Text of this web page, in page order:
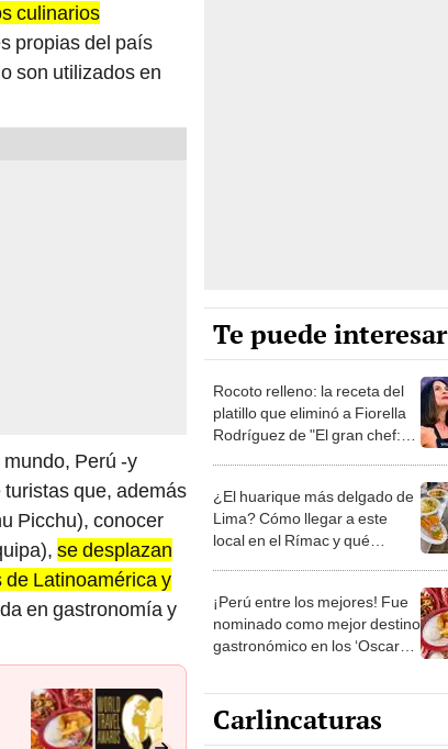
culinarios
propias del país
son utilizados en
Perú -y
que, además
Picchu), conocer
se desplazan
Latinoamérica y
en gastronomía y
Te puede interesar
Rocoto relleno: la receta del
platillo que eliminó a Fiorella
Rodríguez de "El gran chef:
¿El huarique más delgado de
Lima? Cómo llegar a este
local en el Rímac y qué
¡Perú entre los mejores! Fue
nominado como mejor destino
gastronómico en los ‘Oscar
Carlincaturas